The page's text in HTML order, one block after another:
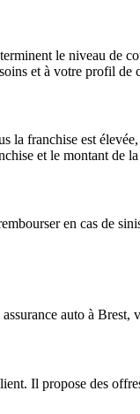
le niveau
et à votre profil de
franchise est
et le montant de
en cas de
auto à Brest,
Il propose des